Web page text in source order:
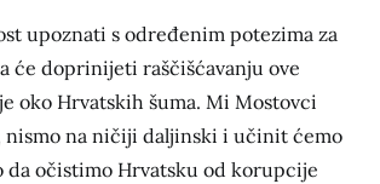
upoznati s određenim potezima za
će doprinijeti raščišćavanju ove
oko Hrvatskih šuma. Mi Mostovci
nismo na ničiji daljinski i učinit ćemo
da očistimo Hrvatsku od korupcije